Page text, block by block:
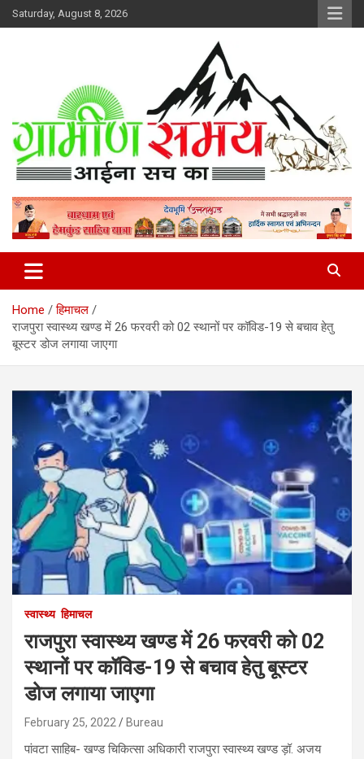
Skip
to
Saturday, August 8, 2026
Gramin Samay
Home
हिमाचल
राजपुरा स्वास्थ्य खण्ड में 26 फरवरी को 02 स्थानों पर कॉविड-19 से बचाव हेतु
बूस्टर डोज लगाया जाएगा
स्वास्थ्य हिमाचल
राजपुरा स्वास्थ्य खण्ड में 26 फरवरी को 02
स्थानों पर कॉविड-19 से बचाव हेतु बूस्टर
डोज लगाया जाएगा
February 25, 2022 Bureau
पांवटा साहिब- खण्ड चिकित्सा अधिकारी राजपुरा स्वास्थ्य खण्ड ड़ॉ. अजय